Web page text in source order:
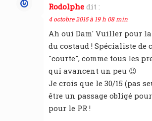
Rodolphe dit :
4 octobre 2015 à 19 h 08 min
Ah oui Dam' Vuiller pour la
du costaud ! Spécialiste de
"courte", comme tous les
qui avancent un peu 😉
Je crois que le 30/15 (pas
être un passage obligé pour
pour le PR !